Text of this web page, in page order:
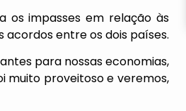
os impasses em relação às
entre os dois países.
para nossas economias,
muito proveitoso e veremos,